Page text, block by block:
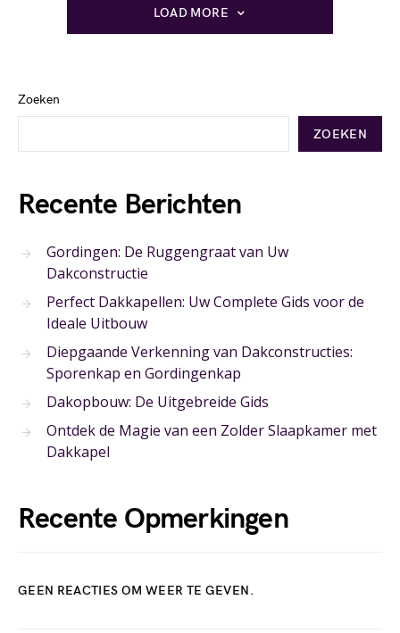
LOAD MORE
Zoeken
ZOEKEN
Recente Berichten
Gordingen: De Ruggengraat van Uw
Dakconstructie
Perfect Dakkapellen: Uw Complete Gids voor de
Ideale Uitbouw
Diepgaande Verkenning van Dakconstructies:
Sporenkap en Gordingenkap
Dakopbouw: De Uitgebreide Gids
Ontdek de Magie van een Zolder Slaapkamer met
Dakkapel
Recente Opmerkingen
GEEN REACTIES OM WEER TE GEVEN.